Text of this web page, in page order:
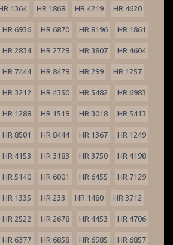
1364 HR 1868 HR 4219 HR 4620
HR 6936 HR 6870 HR 8196 HR 1861
HR 2834 HR 2729 HR 3807 HR 4604
HR 7444 HR 8479 HR 299 HR 1257
HR 3212 HR 4350 HR 5482 HR 6983
HR 1288 HR 1519 HR 3018 HR 5413
HR 8501 HR 8444 HR 1367 HR 1249
HR 4153 HR 3183 HR 3750 HR 4198
HR 5140 HR 6001 HR 6455 HR 7129
HR 1335 HR 233 HR 1480 HR 3712
HR 2522 HR 2678 HR 4453 HR 4706
HR 6377 HR 6858 HR 6985 HR 6857